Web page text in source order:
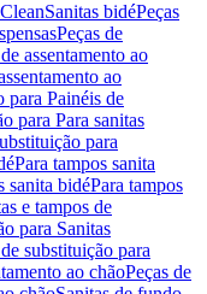
Sanitas bidéPeças
Peças de
assentamento ao
ao
para Painéis de
para Para sanitas
para
Para tampos sanita
sanita bidéPara tampos
e tampos de
para Sanitas
substituição para
ao chãoPeças de